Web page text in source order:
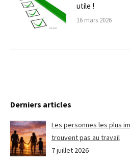
utile !
16 mars 2026
Derniers articles
Les personnes les plus
trouvent pas au travail
7 juillet 2026